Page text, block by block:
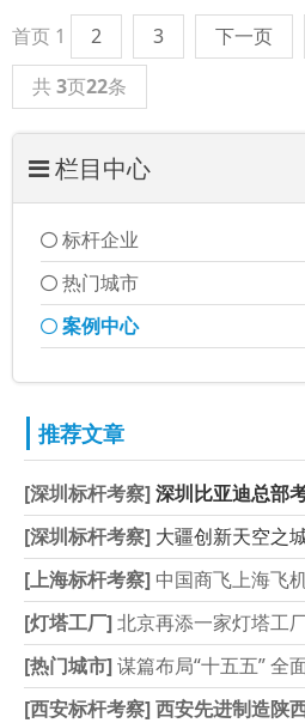
首页 1 2 3 下一页
共3页22条
栏目中心
标杆企业
热门城市
案例中心
推荐文章
[深圳标杆考察]深圳比亚迪总部
[深圳标杆考察] 大疆创新天空之
[上海标杆考察] 中国商飞上海飞
[灯塔工厂]北京再添一家灯塔工
[热门城市]谋篇布局“十五五” 全
[西安标杆考察]西安先进制造陕